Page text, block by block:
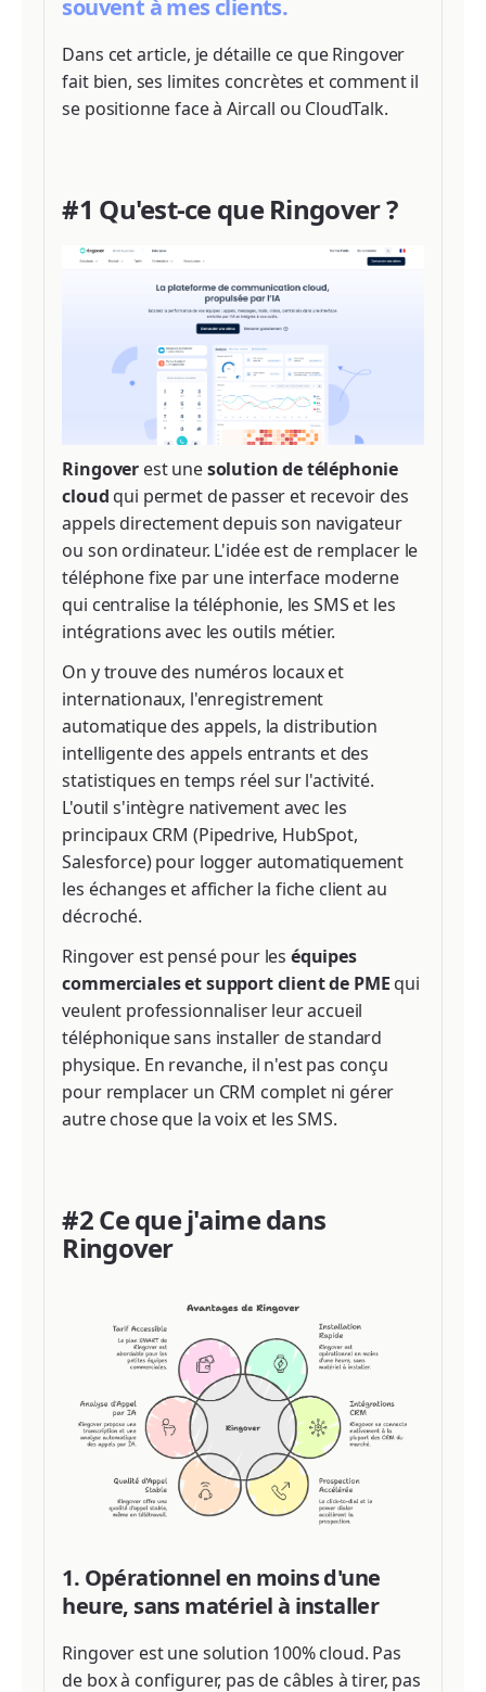
souvent à mes clients.
Dans cet article, je détaille ce que Ringover
fait bien, ses limites concrètes et comment il
se positionne face à Aircall ou CloudTalk.
#1 Qu'est-ce que Ringover ?
Ringover est unesolution de téléphonie
cloud qui permet de passer et recevoir des
appels directement depuis son navigateur
ou son ordinateur. L'idée est de remplacer le
téléphone fixe par une interface moderne
qui centralise la téléphonie, les SMS et les
intégrations avec les outils métier.
On y trouve des numéros locaux et
internationaux, l'enregistrement
automatique des appels, la distribution
intelligente des appels entrants et des
statistiques en temps réel sur l'activité.
L'outil s'intègre nativement avec les
principaux CRM (Pipedrive, HubSpot,
Salesforce) pour logger automatiquement
les échanges et afficher la fiche client au
décroché.
Ringover est pensé pour les équipes
commerciales et support client de PME qui
veulent professionnaliser leur accueil
téléphonique sans installer de standard
physique. En revanche, il n'est pas conçu
pour remplacer un CRM complet ni gérer
autre chose que la voix et les SMS.
#2 Ce que j'aime dans
Ringover
1. Opérationnel en moins d'une
heure, sans matériel à installer
Ringover est une solution 100% cloud. Pas
de box à configurer, pas de câbles à tirer, pas